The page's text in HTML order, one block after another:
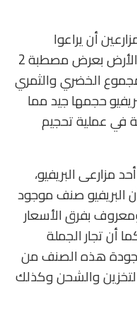
أن يراعوا
مسافات الزراعة، بأن يتم تخطيط الأرض بعرض مصطبة 2
الخضري والثمري
حجمها جيد مما
في عملية تحجيم
مزارعى البريفيو،
البريفيو صنف موجود
المصرى من 2017، ومعروف بفرق الأسعار
أن تجار الجملة
بجودة هذه الصنف من
والشحن وكذلك